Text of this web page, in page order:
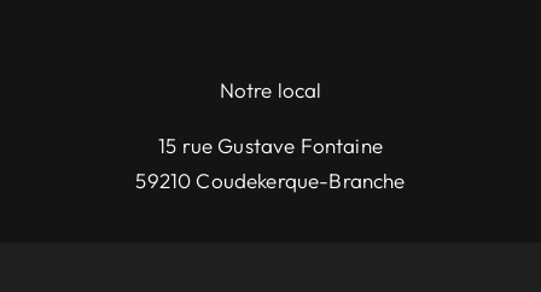
Notre local
15 rue Gustave Fontaine
59210 Coudekerque-Branche